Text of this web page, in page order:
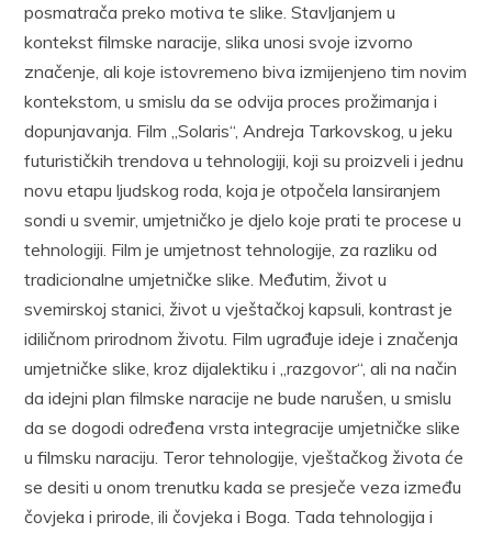
posmatrača preko motiva te slike. Stavljanjem u
kontekst filmske naracije, slika unosi svoje izvorno
značenje, ali koje istovremeno biva izmijenjeno tim novim
kontekstom, u smislu da se odvija proces prožimanja i
dopunjavanja. Film „Solaris“, Andreja Tarkovskog, u jeku
futurističkih trendova u tehnologiji, koji su proizveli i jednu
novu etapu ljudskog roda, koja je otpočela lansiranjem
sondi u svemir, umjetničko je djelo koje prati te procese u
tehnologiji. Film je umjetnost tehnologije, za razliku od
tradicionalne umjetničke slike. Međutim, život u
svemirskoj stanici, život u vještačkoj kapsuli, kontrast je
idiličnom prirodnom životu. Film ugrađuje ideje i značenja
umjetničke slike, kroz dijalektiku i „razgovor“, ali na način
da idejni plan filmske naracije ne bude narušen, u smislu
da se dogodi određena vrsta integracije umjetničke slike
u filmsku naraciju. Teror tehnologije, vještačkog života će
se desiti u onom trenutku kada se presječe veza između
čovjeka i prirode, ili čovjeka i Boga. Tada tehnologija i